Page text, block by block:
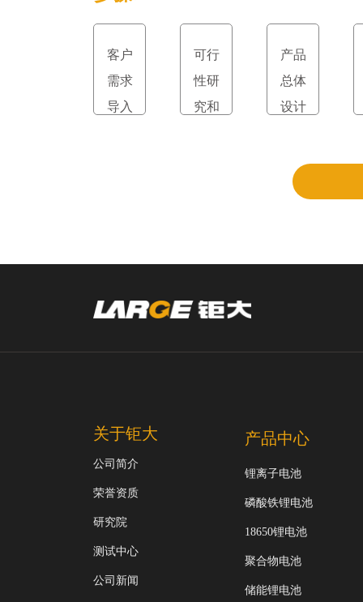
客户
需求
导入
可行
性研
究和
产品
总体
设计
关于钜大
公司简介
荣誉资质
研究院
测试中心
公司新闻
产品中心
锂离子电池
磷酸铁锂电池
18650锂电池
聚合物电池
储能锂电池